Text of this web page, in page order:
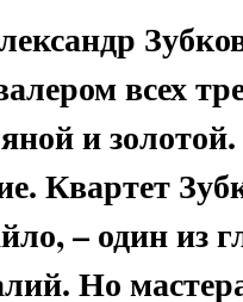
всех
и
Квартет
– один из
Но